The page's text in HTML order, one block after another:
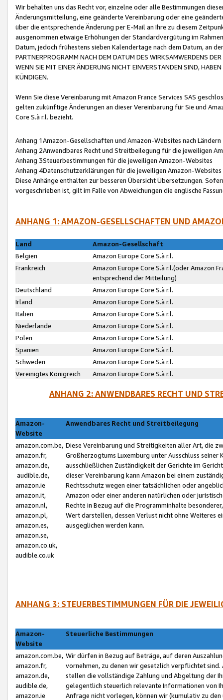
Wir behalten uns das Recht vor, einzelne oder alle Bestimmungen
Änderungsmitteilung, eine geänderte Vereinbarung oder eine
über die entsprechende Änderung per E-Mail an Ihre zu diesem
ausgenommen etwaige Erhöhungen der Standardvergütung im
Datum, jedoch frühestens sieben Kalendertage nach dem Datum, an
PARTNERPROGRAMM NACH DEM DATUM DES WIRKSAMWERDENS
WENN SIE MIT EINER ÄNDERUNG NICHT EINVERSTANDEN SIND,
KÜNDIGEN.
Wenn Sie diese Vereinbarung mit Amazon France Services SAS
gelten zukünftige Änderungen an dieser Vereinbarung für Sie und
Core S.à r.l. bezieht.
Anhang 1Amazon-Gesellschaften und Amazon-Websites nach Ländern
Anhang 2Anwendbares Recht und Streitbeilegung für die jeweiligen
Anhang 3Steuerbestimmungen für die jeweiligen Amazon-Websites
Anhang 4Datenschutzerklärungen für die jeweiligen Amazon-Websites
Diese Anhänge enthalten zur besseren Übersicht Übersetzungen.
vorgeschrieben ist, gilt im Falle von Abweichungen die englische
ANHANG 1: AMAZON-GESELLSCHAFTEN UND
Land
Amazon-Gesellschaft
Belgien
Amazon Europe Core S.à r.l.
Frankreich
Amazon Europe Core S.à r.l.(oder Amazon
entsprechend der Mitteilung)
Deutschland
Amazon Europe Core S.à r.l.
Irland
Amazon Europe Core S.à r.l.
Italien
Amazon Europe Core S.à r.l.
Niederlande
Amazon Europe Core S.à r.l.
Polen
Amazon Europe Core S.à r.l.
Spanien
Amazon Europe Core S.à r.l.
Schweden
Amazon Europe Core S.à r.l.
Vereinigtes Königreich
Amazon Europe Core S.à r.l.
ANHANG 2: ANWENDBARES RECHT UND
Amazon-
Website
Anwendbares Recht und Streitbeilegung
amazon.com.be,
amazon.fr,
amazon.de,
audible.de,
amazon.ie
amazon.it,
amazon.nl,
amazon.pl,
amazon.es,
amazon.se,
amazon.co.uk,
audible.co.uk
Diese Vereinbarung und Streitigkeiten aller Art, die
Großherzogtums Luxemburg unter Ausschluss
ausschließlichen Zuständigkeit der Gerichte im
dieser Vereinbarung kann Amazon bei einem
Rechtsschutz wegen einer tatsächlichen oder
Amazon oder einer anderen natürlichen oder
Rechte in Bezug auf die Programminhalte
Wert darstellen, dessen Verlust nicht ohne Weiteres
ausgeglichen werden kann.
ANHANG 3: STEUERBESTIMMUNGEN FÜR DIE
Amazon-
Website
Steuerliche Bestimmungen
amazon.com.be,
amazon.fr,
amazon.de,
audible.de,
amazon.ie
Wir dürfen in Bezug auf Beträge, auf deren
vornehmen, zu denen wir gesetzlich verpflichtet
stellen die vollständige Zahlung und Abgeltung der
gelegentlich steuerlich relevante Informationen von
Anfrage nicht vorlegen, können wir (kumulativ zu